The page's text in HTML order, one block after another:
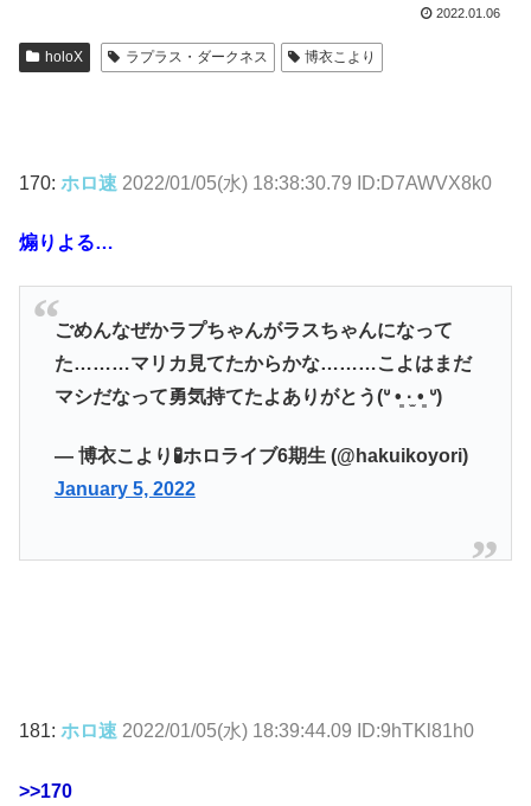
2022.01.06
holoX ラプラス・ダークネス 博衣こより
170: ホロ速 2022/01/05(水) 18:38:30.79 ID:D7AWVX8k0
煽りよる…
ごめんなぜかラプちゃんがラスちゃんになって
た………マリカ見てたからかな………こよはまだ
マシだなって勇気持てたよありがとう(ᐡ •͈ ·̫ •͈ ᐡ)
— 博衣こより🧪ホロライブ6期生 (@hakuikoyori)
January 5, 2022
181: ホロ速 2022/01/05(水) 18:39:44.09 ID:9hTKl81h0
>>170